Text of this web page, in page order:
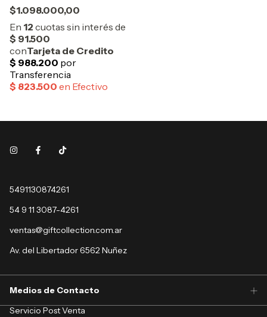
$1.098.000,00
5491130874261
54 9 11 3087-4261
ventas@giftcollection.com.ar
Av. del Libertador 6562 Nuñez
Medios de Contacto
Servicio Post Venta